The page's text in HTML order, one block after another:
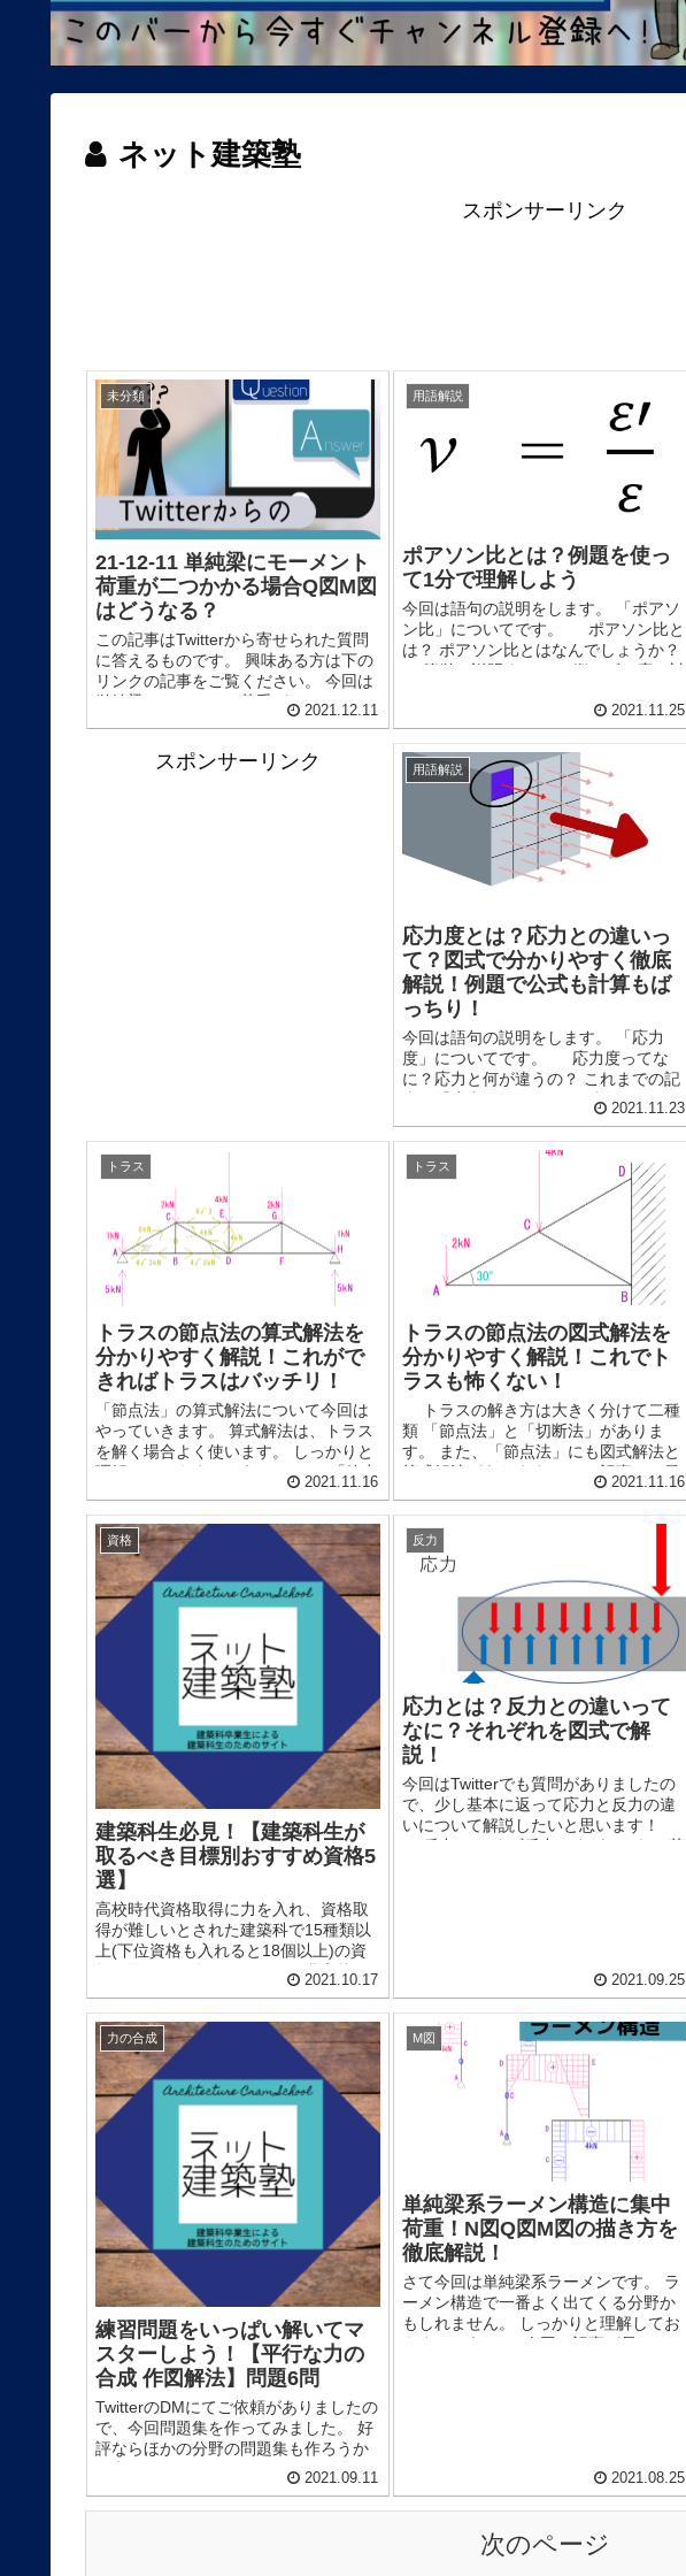
ネット建築塾
スポンサーリンク
未分類
21-12-11 単純梁にモーメント
荷重が二つかかる場合Q図M図
はどうなる？
この記事はTwitterから寄せられた質問
に答えるものです。 興味ある方は下の
リンクの記事をご覧ください。 今回は
単純梁にモーメント荷重が二つかかる
場合のQ図M図の描き方について解説し
2021.12.11
用語解説
ポアソン比とは？例題を使っ
て1分で理解しよう
今回は語句の説明をします。 「ポアソ
ン比」についてです。 ポアソン比と
は？ ポアソン比とはなんでしょうか？
簡単に説明すると、 縦ひずみ度に対
2021.11.25
スポンサーリンク 用語解説
応力度とは？応力との違いっ
て？図式で分かりやすく徹底
解説！例題で公式も計算もば
っちり！
今回は語句の説明をします。 「応力
度」についてです。 応力度ってな
に？応力と何が違うの？ これまでの記
事で「応力」については解説してきま
した。 応力については下の記事を参照
簡...
2021.11.23
トラス
トラスの節点法の算式解法を
分かりやすく解説！これがで
きればトラスはバッチリ！
「節点法」の算式解法について今回は
やっていきます。 算式解法は、トラス
を解く場合よく使います。 しっかりと
理解しておきましょう。 この「節点
法」算式解法は三角比を用います。
sin,cos,tan…という...
2021.11.16
トラス
トラスの節点法の図式解法を
分かりやすく解説！これでト
ラスも怖くない！
トラスの解き方は大きく分けて二種
類 「節点法」と「切断法」がありま
す。 また、「節点法」にも図式解法と
算式解法があります。 この記事では最
初に、「節点法」の図式解法について
解説していきたいと思います。 算...
2021.11.16
資格
建築科生必見！【建築科生が
取るべき目標別おすすめ資格5
選】
高校時代資格取得に力を入れ、資格取
得が難しいとされた建築科で15種類以
上(下位資格も入れると18個以上)の資
格を取得した私が、今回は工業高校に
通う建築科の皆さんにおすすめの資格
トップ５をまとめましたので、解説し
たいと思います。 ...
2021.10.17
反力
応力とは？反力との違いって
なに？それぞれを図式で解
説！
今回はTwitterでも質問がありましたの
で、少し基本に返って応力と反力の違
いについて解説したいと思います！
反力とは まず反力ですが、これは荷
2021.09.25
力の合成
練習問題をいっぱい解いてマ
スターしよう！【平行な力の
合成 作図解法】問題6問
TwitterのDMにてご依頼がありましたの
で、今回問題集を作ってみました。 好
評ならほかの分野の問題集も作ろうか
と考えています。 作ってほしい分野が
ありましたらTwitterにてご連絡下さ
い。 ここでは「平行...
2021.09.11
M図
単純梁系ラーメン構造に集中
荷重！N図Q図M図の描き方を
徹底解説！
さて今回は単純梁系ラーメンです。 ラ
ーメン構造で一番よく出てくる分野か
もしれません。 しっかりと理解してお
きましょう。 今回は記事が長いの
2021.08.25
次のページ